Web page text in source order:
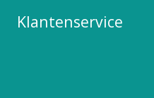
Klantenservice